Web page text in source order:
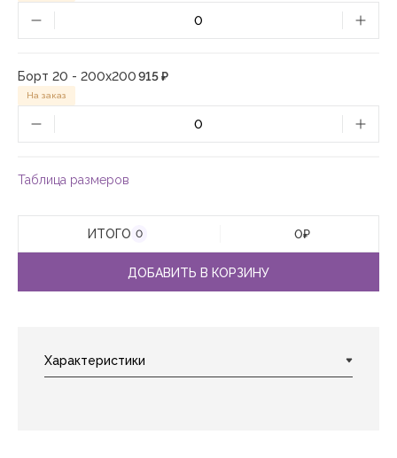
Борт 20 - 200х200
На заказ
915 ₽
Таблица размеров
ИТОГО 0 0₽
ДОБАВИТЬ В КОРЗИНУ